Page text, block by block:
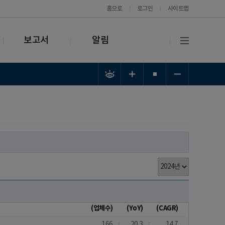
홈으로 로그인 사이트맵
보고서 알림
(업체수) (YoY) (CAGR)